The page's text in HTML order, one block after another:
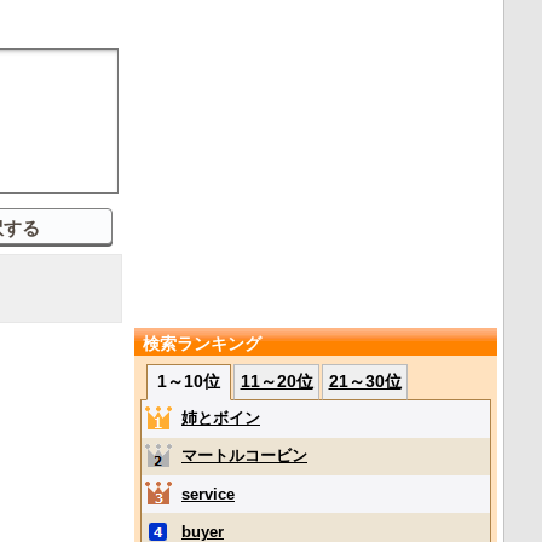
検索ランキング
1～10位
11～20位 21～30位
姉とボイン
マートルコービン
service
buyer